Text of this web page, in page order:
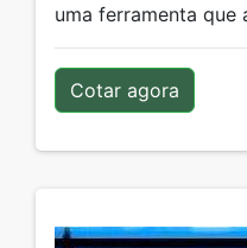
uma ferramenta que
Cotar agora